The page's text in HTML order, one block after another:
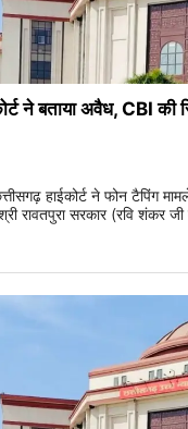
ने बताया अवैध, CBI की
हाईकोर्ट ने फोन टैपिंग
रावतपुरा सरकार (रवि शंकर जी